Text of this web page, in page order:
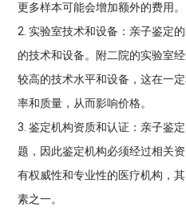
更多样本可能会增加额外的费用。
2. 实验室技术和设备：亲子鉴定
的技术和设备。附二院的实验室
较高的技术水平和设备，这在一
率和质量，从而影响价格。
3. 鉴定机构资质和认证：亲子鉴
题，因此鉴定机构必须经过相关
有权威性和专业性的医疗机构，
素之一。